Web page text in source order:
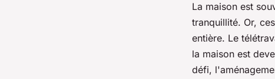
La maison est
tranquillité. Or,
entière. Le
la maison est
défi,